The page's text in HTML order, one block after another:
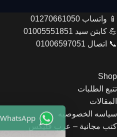
📱 واتساب 01270661050
💪 كابتن سيد 01005551851
📞 اتصال 01006597051
Shop
تتبع الطلبات
المقالات
سياسه الخصوصيه
كتب مجانية – عرب فليكس